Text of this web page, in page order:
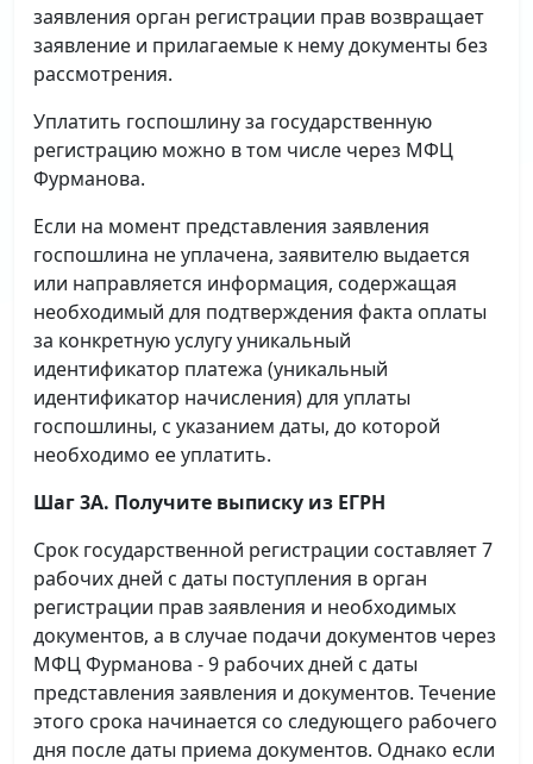
заявления орган регистрации прав возвращает
заявление и прилагаемые к нему документы без
рассмотрения.
Уплатить госпошлину за государственную
регистрацию можно в том числе через МФЦ
Фурманова.
Если на момент представления заявления
госпошлина не уплачена, заявителю выдается
или направляется информация, содержащая
необходимый для подтверждения факта оплаты
за конкретную услугу уникальный
идентификатор платежа (уникальный
идентификатор начисления) для уплаты
госпошлины, с указанием даты, до которой
необходимо ее уплатить.
Шаг 3А. Получите выписку из ЕГРН
Срок государственной регистрации составляет 7
рабочих дней с даты поступления в орган
регистрации прав заявления и необходимых
документов, а в случае подачи документов через
МФЦ Фурманова - 9 рабочих дней с даты
представления заявления и документов. Течение
этого срока начинается со следующего рабочего
дня после даты приема документов. Однако если